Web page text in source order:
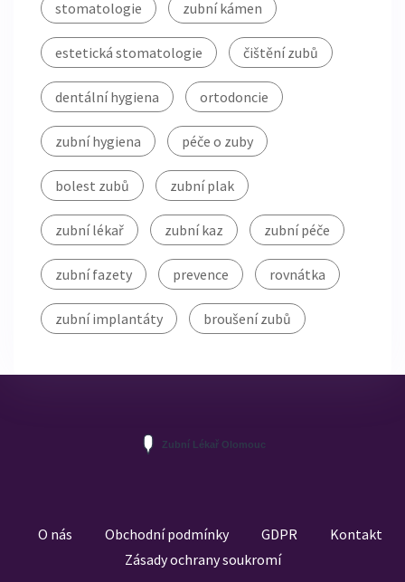
stomatologie zubní kámen
estetická stomatologie čištění zubů
dentální hygiena ortodoncie
zubní hygiena péče o zuby
bolest zubů zubní plak
zubní lékař zubní kaz zubní péče
zubní fazety prevence rovnátka
zubní implantáty broušení zubů
O nás Obchodní podmínky GDPR
Kontakt
Zásady ochrany soukromí